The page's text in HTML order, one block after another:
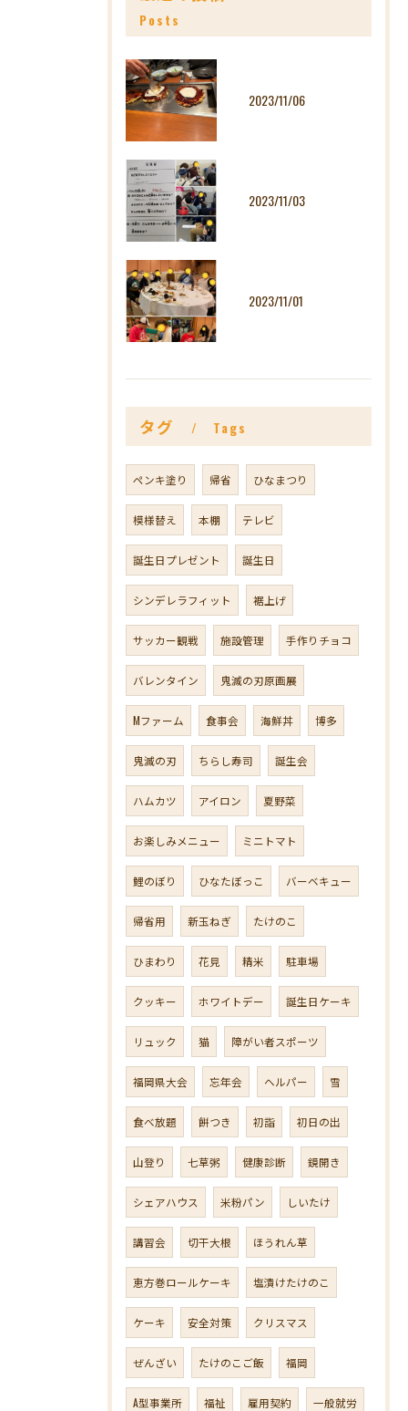
Posts
2023/11/06
2023/11/03
2023/11/01
タグ Tags
ペンキ塗り 帰省 ひなまつり
模様替え 本棚 テレビ
誕生日プレゼント 誕生日
シンデレラフィット 裾上げ
サッカー観戦 施設管理 手作りチョコ
バレンタイン 鬼滅の刃原画展
Mファーム 食事会 海鮮丼 博多
鬼滅の刃 ちらし寿司 誕生会
ハムカツ アイロン 夏野菜
お楽しみメニュー ミニトマト
鯉のぼり ひなたぼっこ バーベキュー
帰省用 新玉ねぎ たけのこ
ひまわり 花見 精米 駐車場
クッキー ホワイトデー 誕生日ケーキ
リュック 猫 障がい者スポーツ
福岡県大会 忘年会 ヘルパー 雪
食べ放題 餅つき 初詣 初日の出
山登り 七草粥 健康診断 鏡開き
シェアハウス 米粉パン しいたけ
講習会 切干大根 ほうれん草
恵方巻ロールケーキ 塩漬けたけのこ
ケーキ 安全対策 クリスマス
ぜんざい たけのこご飯 福岡
A型事業所 福祉 雇用契約 一般就労